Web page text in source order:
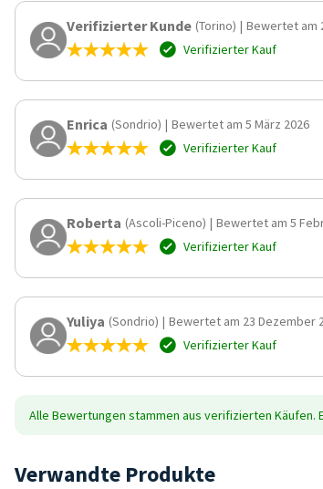
Verifizierter Kunde (Torino) | Bewertet am
Verifizierter Kauf
Enrica (Sondrio) | Bewertet am 5 März 2026
Verifizierter Kauf
Roberta (Ascoli-Piceno) | Bewertet am 5
Verifizierter Kauf
Yuliya (Sondrio) | Bewertet am 23 Dezember
Verifizierter Kauf
Alle Bewertungen stammen aus verifizierten
Verwandte Produkte